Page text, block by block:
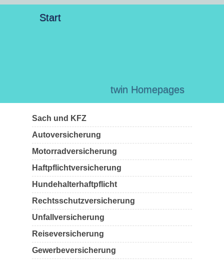
Start
twin Homepages
Sach und KFZ
Autoversicherung
Motorradversicherung
Haftpflichtversicherung
Hundehalterhaftpflicht
Rechtsschutzversicherung
Unfallversicherung
Reiseversicherung
Gewerbeversicherung